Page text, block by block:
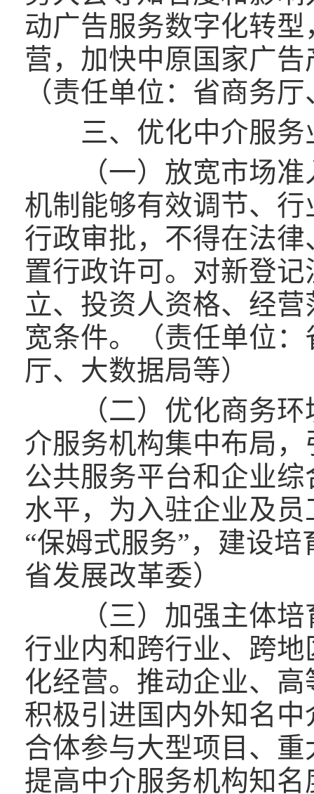
动广告服务数字化转
营，加快中原国家广
（责任单位：省商务
三、优化中介服务
（一）放宽市场准
机制能够有效调节、
行政审批，不得在法
置行政许可。对新登
立、投资人资格、经
宽条件。（责任单位
厅、大数据局等）
（二）优化商务环
介服务机构集中布局
公共服务平台和企业
水平，为入驻企业及
“保姆式服务”，建设
省发展改革委）
（三）加强主体培
行业内和跨行业、跨
化经营。推动企业、
积极引进国内外知名
合体参与大型项目、
提高中介服务机构知